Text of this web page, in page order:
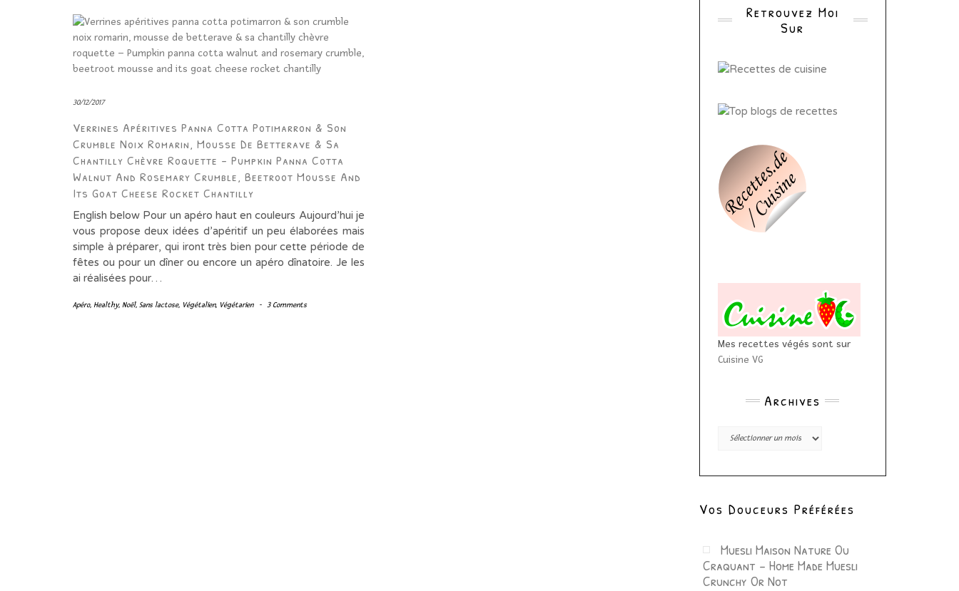
30/12/2017
Verrines Apéritives Panna Cotta Potimarron & Son
Crumble Noix Romarin, Mousse De Betterave & Sa
Chantilly Chèvre Roquette – Pumpkin Panna Cotta
Walnut And Rosemary Crumble, Beetroot Mousse And
Its Goat Cheese Rocket Chantilly
English below Pour un apéro haut en couleurs Aujourd’hui je
vous propose deux idées d’apéritif un peu élaborées mais
simple à préparer, qui iront très bien pour cette période de
fêtes ou pour un dîner ou encore un apéro dînatoire. Je les
ai réalisées pour…
Apéro, Healthy, Noël, Sans lactose, Végétalien, Végétarien - 3 Comments
Retrouvez Moi
Sur
Mes recettes végés sont sur
Cuisine VG
Archives
Archives
Vos Douceurs Préférées
Muesli Maison Nature Ou
Craquant – Home Made Muesli
Crunchy Or Not